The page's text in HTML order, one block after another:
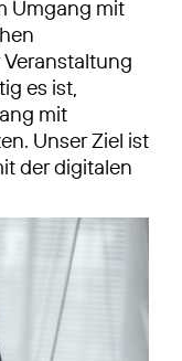
Umgang mit
es ist,
mit
Unser Ziel ist
der digitalen